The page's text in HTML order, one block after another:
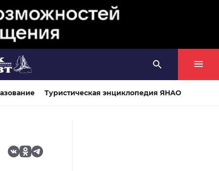
Туристическая энциклопедия ЯНАО